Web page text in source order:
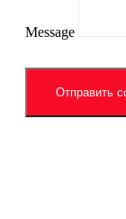
Message
Отправить